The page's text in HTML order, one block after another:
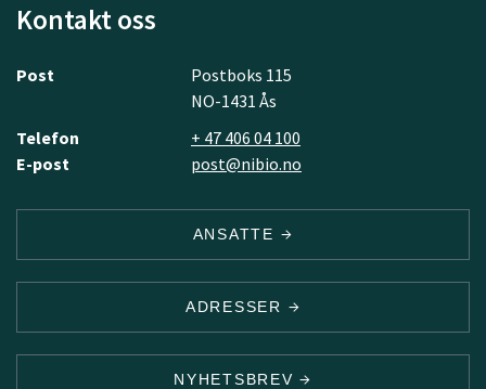
Kontakt oss
Post
Postboks 115
NO-1431 Ås
Telefon
+ 47 406 04 100
E-post
post@nibio.no
ANSATTE
ADRESSER
NYHETSBREV